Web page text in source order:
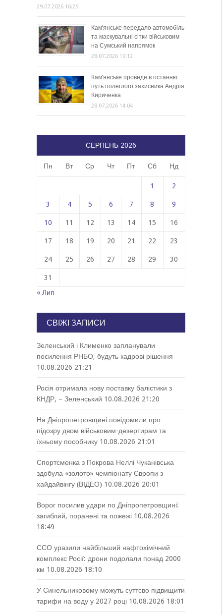
29.07.2026 16:25
Кам’янське передало автомобіль
та маскувальні сітки військовим
на Сумський напрямок
28.07.2026 19:12
Кам’янське проведе в останню
путь полеглого захисника Андрія
Кириченка
28.07.2026 14:04
СЕРПЕНЬ 2026
Пн Вт Ср Чт Пт Сб Нд
1 2
3 4 5 6 7 8 9
10 11 12 13 14 15 16
17 18 19 20 21 22 23
24 25 26 27 28 29 30
31
« Лип
СВІЖІ ЗАПИСИ
Зеленський і Клименко запланували
посилення РНБО, будуть кадрові рішення
10.08.2026 21:21
Росія отримала нову поставку балістики з
КНДР, – Зеленський 10.08.2026 21:20
На Дніпропетровщині повідомили про
підозру двом військовим-дезертирам та
їхньому пособнику 10.08.2026 21:01
Спортсменка з Покрова Неллі Чуканівська
здобула «золото» чемпіонату Європи з
хайдайвінгу (ВІДЕО) 10.08.2026 20:01
Ворог посилив удари по Дніпропетровщині:
загиблий, поранені та пожежі 10.08.2026
18:49
ССО уразили найбільший нафтохімічний
комплекс Росії: дрони подолали понад 2000
км 10.08.2026 18:10
У Синельниковому можуть суттєво підвищити
тарифи на воду у 2027 році 10.08.2026 18:01